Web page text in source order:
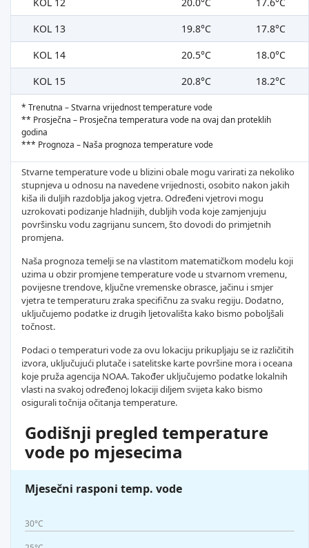
KOL 13
19.8°C
17.8°C
KOL 14
20.5°C
18.0°C
KOL 15
20.8°C 18.2°C
* Trenutna – Stvarna vrijednost temperature vode
** Prosječna – Prosječna temperatura vode na ovaj dan proteklih
godina
*** Prognoza – Naša prognoza temperature vode
Stvarne temperature vode u blizini obale mogu varirati za nekoliko
stupnjeva u odnosu na navedene vrijednosti, osobito nakon jakih
kiša ili duljih razdoblja jakog vjetra. Određeni vjetrovi mogu
uzrokovati podizanje hladnijih, dubljih voda koje zamjenjuju
površinsku vodu zagrijanu suncem, što dovodi do primjetnih
promjena.
Naša prognoza temelji se na vlastitom matematičkom modelu koji
uzima u obzir promjene temperature vode u stvarnom vremenu,
povijesne trendove, ključne vremenske obrasce, jačinu i smjer
vjetra te temperaturu zraka specifičnu za svaku regiju. Dodatno,
uključujemo podatke iz drugih ljetovališta kako bismo poboljšali
točnost.
Podaci o temperaturi vode za ovu lokaciju prikupljaju se iz različitih
izvora, uključujući plutače i satelitske karte površine mora i oceana
koje pruža agencija NOAA. Također uključujemo podatke lokalnih
vlasti na svakoj određenoj lokaciji diljem svijeta kako bismo
osigurali točnija očitanja temperature.
Godišnji pregled temperature
vode po mjesecima
Mjesečni rasponi temp. vode
30°C